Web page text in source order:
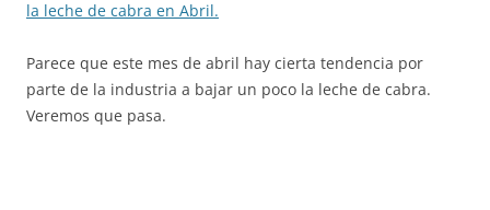
la leche de cabra en Abril.
Parece que este mes de abril hay cierta tendencia por
parte de la industria a bajar un poco la leche de cabra.
Veremos que pasa.